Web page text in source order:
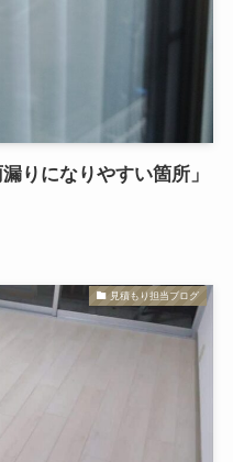
りになりやすい箇所」
見積もり担当ブログ